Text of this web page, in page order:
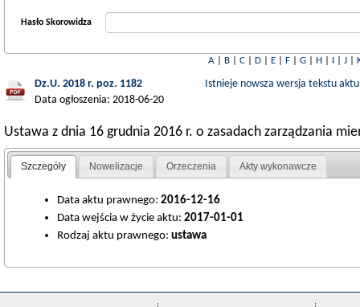
Hasło Skorowidza
A| B| C| D| E| F| G| H| I| J|
Dz.U. 2018 r. poz. 1182
Data ogłoszenia: 2018-06-20
Istnieje nowsza wersja tekstu aktu
Ustawa z dnia 16 grudnia 2016 r. o zasadach zarządzania
Szczegóły Nowelizacje Orzeczenia Akty wykonawcze
Data aktu prawnego: 2016-12-16
Data wejścia w życie aktu: 2017-01-01
Rodzaj aktu prawnego: ustawa